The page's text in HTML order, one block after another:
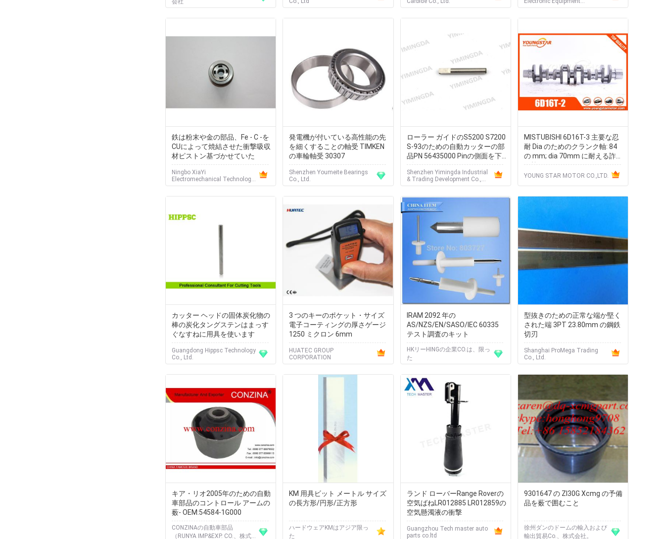
Manufactory
鉄は粉末や金の部品、Fe - C -を
CUによって焼結させた衝撃吸収
材ピストン基づかせていた
Ningbo XiaYi
Electromechanical Technology
Co.,Ltd.
発電機が付いている高性能の先
を細くすることの軸受 TIMKEN
の車輪軸受 30307
Shenzhen Youmeite Bearings
Co., Ltd.
ローラー ガイドのS5200 S7200
S-93のための自動カッターの部
品PN 56435000 Pinの側面を下
げなさい
Shenzhen Yimingda Industrial
& Trading Development Co.,
Limited
MISTUBISHI 6D16T-3 主要な忍
耐 Dia のためのクランク軸: 84
の mm; dia 70mm に耐える詐欺
の棒
YOUNG STAR MOTOR CO.,LTD.
カッター ヘッドの固体炭化物の
棒の炭化タングステンはまっす
ぐなすねに用具を使います
Guangdong Hippsc Technology
Co., Ltd.
3 つのキーのポケット・サイズ
電子コーティングの厚さゲージ
1250 ミクロン 6mm
HUATEC GROUP
CORPORATION
IRAM 2092 年の
AS/NZS/EN/SASO/IEC 60335
テスト調査のキット
HKリーHINGの企業CO.は、限っ
た
型抜きのための正常な端か堅く
された端 3PT 23.80mm の鋼鉄
切刃
Shanghai ProMega Trading
Co., Ltd.
キア・リオ2005年のための自動
車部品のコントロール アームの
薮- OEM:54584-1G000
CONZINAの自動車部品
（RUNYA IMP&EXP. CO.、株式
KM 用具ビット メートル サイズ
の長方形/円形/正方形
ハードウェアKMはアジア限っ
た
ランド ローバーRange Roverの
空気ばねLR012885 LR012859の
空気懸濁液の衝撃
Guangzhou Tech master auto
parts co.ltd
9301647 の Zl30G Xcmg の予備
品を薮で囲むこと
徐州ダンのドームの輸入および
輸出貿易Co.、株式会社。